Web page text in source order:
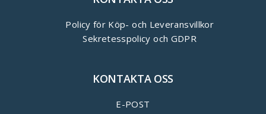
Policy för Köp- och Leveransvillkor
Sekretesspolicy och GDPR
KONTAKTA OSS
E-POST